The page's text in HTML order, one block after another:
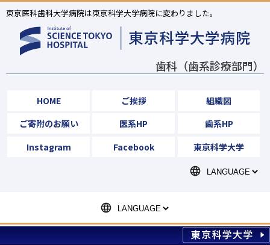
東京医科歯科大学病院は東京科学大学病院に変わりました。
歯科（歯系診療部門）
HOME ご挨拶
組織図
ご寄附のお願い
医系HP
歯系HP
Instagram
Facebook 東京科学大学